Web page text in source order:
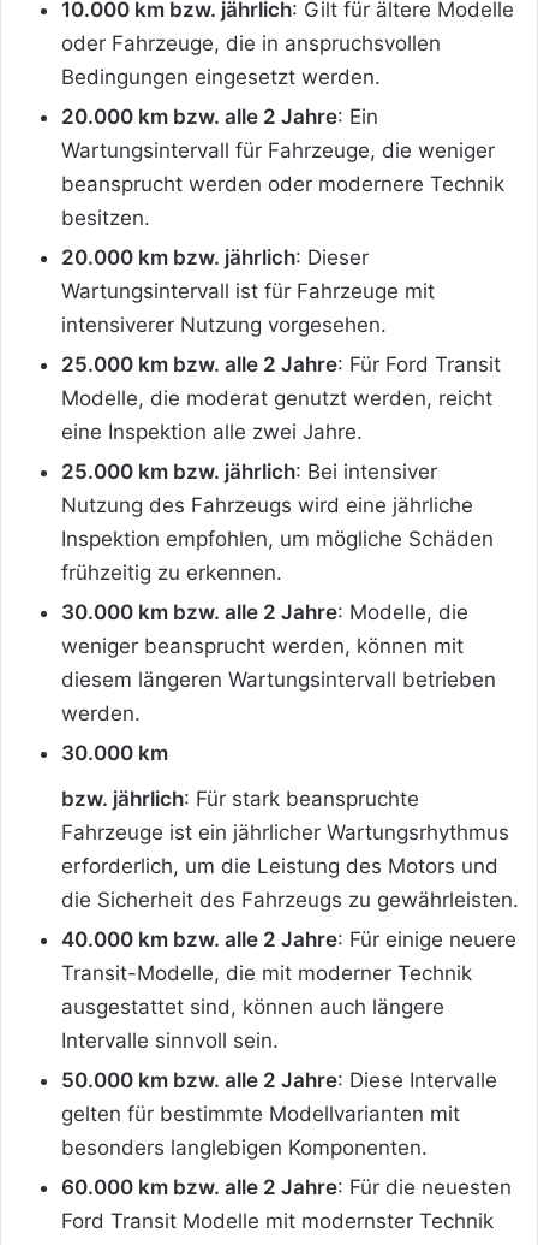
10.000 km bzw. jährlich: Gilt für ältere Modelle
oder Fahrzeuge, die in anspruchsvollen
Bedingungen eingesetzt werden.
20.000 km bzw. alle 2 Jahre: Ein
Wartungsintervall für Fahrzeuge, die weniger
beansprucht werden oder modernere Technik
besitzen.
20.000 km bzw. jährlich: Dieser
Wartungsintervall ist für Fahrzeuge mit
intensiverer Nutzung vorgesehen.
25.000 km bzw. alle 2 Jahre: Für Ford Transit
Modelle, die moderat genutzt werden, reicht
eine Inspektion alle zwei Jahre.
25.000 km bzw. jährlich: Bei intensiver
Nutzung des Fahrzeugs wird eine jährliche
Inspektion empfohlen, um mögliche Schäden
frühzeitig zu erkennen.
30.000 km bzw. alle 2 Jahre: Modelle, die
weniger beansprucht werden, können mit
diesem längeren Wartungsintervall betrieben
werden.
30.000 km
bzw. jährlich: Für stark beanspruchte
Fahrzeuge ist ein jährlicher Wartungsrhythmus
erforderlich, um die Leistung des Motors und
die Sicherheit des Fahrzeugs zu gewährleisten.
40.000 km bzw. alle 2 Jahre: Für einige neuere
Transit-Modelle, die mit moderner Technik
ausgestattet sind, können auch längere
Intervalle sinnvoll sein.
50.000 km bzw. alle 2 Jahre: Diese Intervalle
gelten für bestimmte Modellvarianten mit
besonders langlebigen Komponenten.
60.000 km bzw. alle 2 Jahre: Für die neuesten
Ford Transit Modelle mit modernster Technik